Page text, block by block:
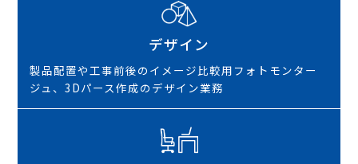
デザイン
製品配置や工事前後のイメージ比較用フォトモンター
ジュ、3Dパース作成のデザイン業務